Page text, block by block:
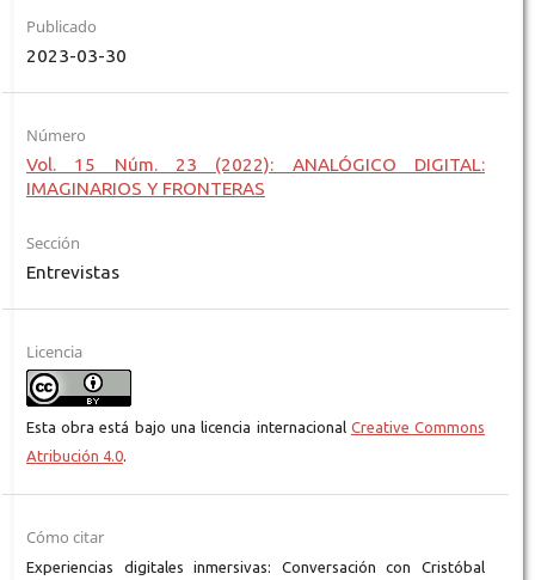
Publicado
2023-03-30
Número
Vol. 15 Núm. 23 (2022): ANALÓGICO DIGITAL:
IMAGINARIOS Y FRONTERAS
Sección
Entrevistas
Licencia
Esta obra está bajo una licencia internacional Creative Commons
Atribución 4.0.
Cómo citar
Experiencias digitales inmersivas: Conversación con Cristóbal